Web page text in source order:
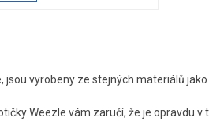
jsou vyrobeny ze stejných materiálů
Weezle vám zaručí, že je opravdu v